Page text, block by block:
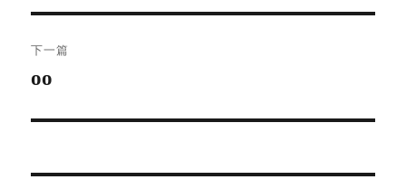
航
章：
下一篇
下
oo